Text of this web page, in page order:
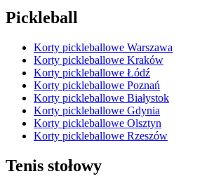
Pickleball
Korty pickleballowe Warszawa
Korty pickleballowe Kraków
Korty pickleballowe Łódź
Korty pickleballowe Poznań
Korty pickleballowe Białystok
Korty pickleballowe Gdynia
Korty pickleballowe Olsztyn
Korty pickleballowe Rzeszów
Tenis stołowy